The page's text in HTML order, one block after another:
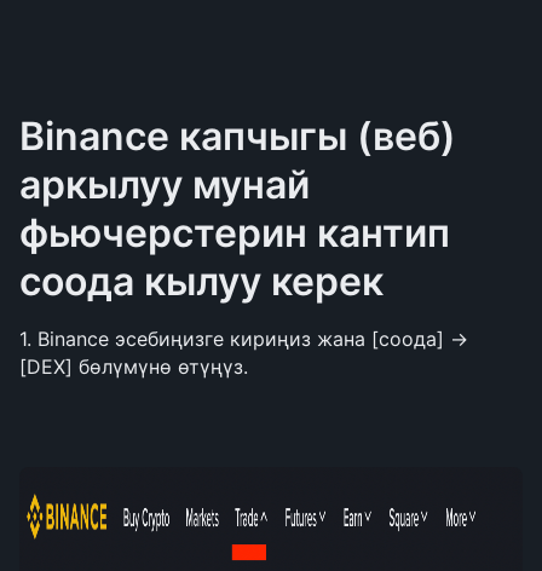
Binance капчыгы (веб)
аркылуу мунай
фьючерстерин кантип
соода кылуу керек
1. Binance эсебиңизге кириңиз жана [соода] →
[DEX] бөлүмүнө өтүңүз.